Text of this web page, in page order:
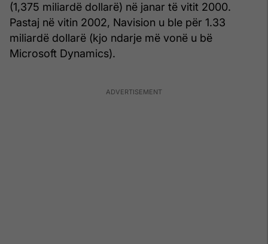
(1,375 miliardë dollarë) në janar të vitit 2000.
Pastaj në vitin 2002, Navision u ble për 1.33
miliardë dollarë (kjo ndarje më vonë u bë
Microsoft Dynamics).